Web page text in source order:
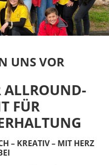
UNS VOR
ALLROUND-
FÜR
– KREATIV – MIT HERZ